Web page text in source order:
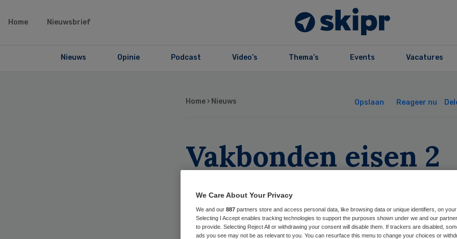
Home Nieuwsbrief
Nieuws Opinie Podcast Video’s Thema’s Events Vacatures
Home › Nieuws Opslaan Reageer nu
Vakbonden eisen 2
procent meer loon in
cao UMC
We Care About Your Privacy
We and our 887 partners store and access personal data, like browsing data or unique identifiers, on your
Selecting I Accept enables tracking technologies to support the purposes shown under we and our
to provide. Selecting Reject All or withdrawing your consent will disable them. If trackers are disabled,
ads you see may not be as relevant to you. You can resurface this menu to change your choices or